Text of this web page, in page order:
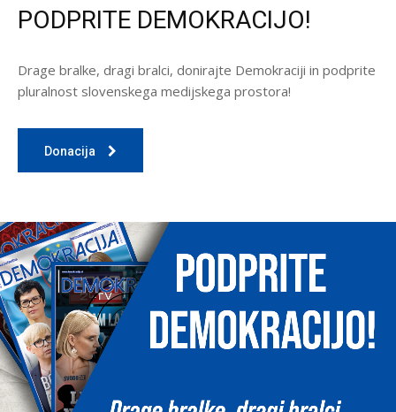
PODPRITE DEMOKRACIJO!
Drage bralke, dragi bralci, donirajte Demokraciji in podprite
pluralnost slovenskega medijskega prostora!
Donacija